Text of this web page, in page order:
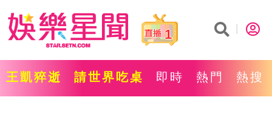
1
王凱猝逝 請世界吃桌 即時 熱門 熱搜